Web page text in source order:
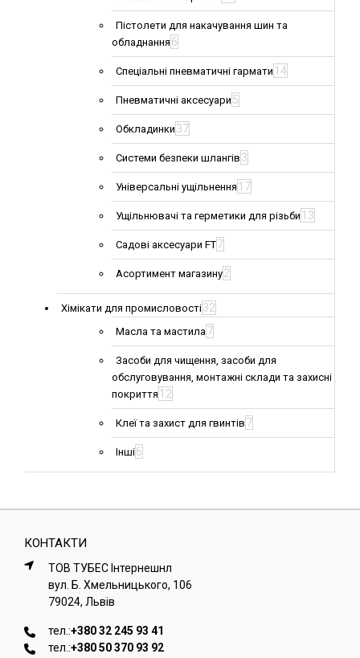
Пістолети для накачування шин та
обладнання 6
Спеціальні пневматичні гармати 14
Пневматичні аксесуари 5
Обкладинки 37
Системи безпеки шлангів 3
Універсальні ущільнення 17
Ущільнювачі та герметики для різьби 13
Садові аксесуари FT7
Асортимент магазину2
Хімікати для промисловості32
Масла та мастила7
Засоби для чищення, засоби для
обслуговування, монтажні склади та захисні
покриття 12
Клеї та захист для гвинтів 7
Інші6
КОНТАКТИ
ТОВ ТУБЕС Iнтернешнл
вул. Б. Хмельницького, 106
79024, Львiв
тел.:+380 32 245 93 41
тел.:+380 50 370 93 92